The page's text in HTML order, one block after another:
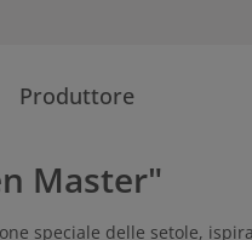
Produttore
Master"
speciale delle setole,